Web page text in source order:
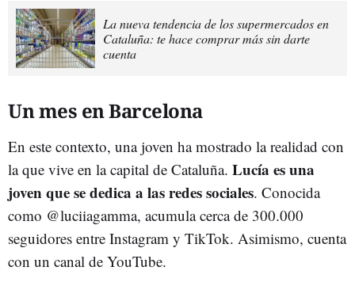
La nueva tendencia de los supermercados en
Cataluña: te hace comprar más sin darte
cuenta
Un mes en Barcelona
En este contexto, una joven ha mostrado la realidad con
la que vive en la capital de Cataluña. Lucía es una
joven que se dedica a las redes sociales. Conocida
como @luciiagamma, acumula cerca de 300.000
seguidores entre Instagram y TikTok. Asimismo, cuenta
con un canal de YouTube.